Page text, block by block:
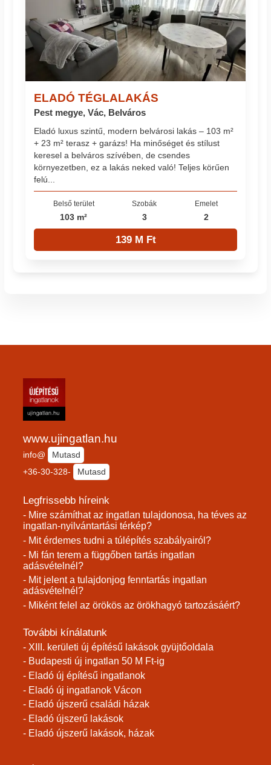
ELADÓ TÉGLALAKÁS
Pest megye, Vác, Belváros
Eladó luxus szintű, modern belvárosi lakás – 103 m²
+ 23 m² terasz + garázs! Ha minőséget és stílust
keresel a belváros szívében, de csendes
környezetben, ez a lakás neked való! Teljes körűen
felú...
Belső terület
103 m²
Szobák
3
Emelet
2
139 M Ft
www.ujingatlan.hu
info@
Mutasd
+36-30-328-
Mutasd
Legfrissebb híreink
- Mire számíthat az ingatlan tulajdonosa, ha téves az
ingatlan-nyilvántartási térkép?
- Mit érdemes tudni a túlépítés szabályairól?
- Mi fán terem a függőben tartás ingatlan
adásvételnél?
- Mit jelent a tulajdonjog fenntartás ingatlan
adásvételnél?
- Miként felel az örökös az örökhagyó tartozásáért?
További kínálatunk
- XIII. kerületi új építésű lakások gyüjtőoldala
- Budapesti új ingatlan 50 M Ft-ig
- Eladó új építésű ingatlanok
- Eladó új ingatlanok Vácon
- Eladó újszerű családi házak
- Eladó újszerű lakások
- Eladó újszerű lakások, házak